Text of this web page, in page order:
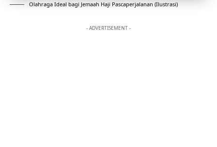
Olahraga Ideal bagi Jemaah Haji Pascaperjalanan (Ilustrasi)
- ADVERTISEMENT -